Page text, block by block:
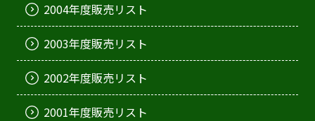
2004年度販売リスト
2003年度販売リスト
2002年度販売リスト
2001年度販売リスト